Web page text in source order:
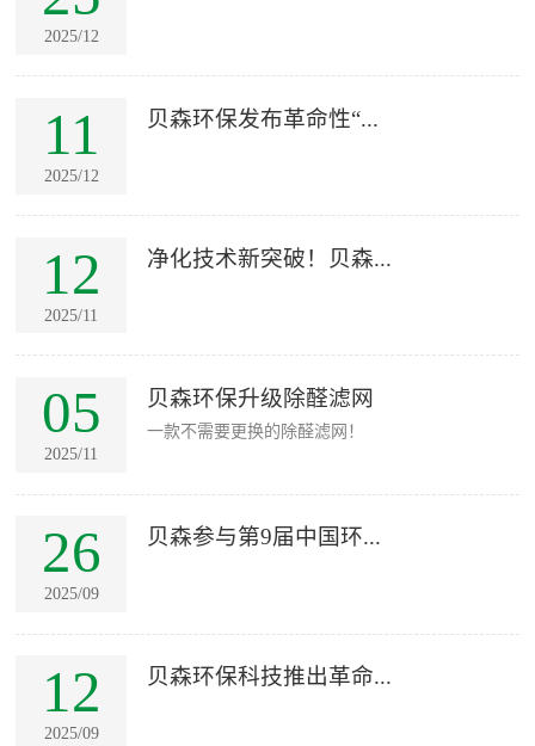
2025/12
11
2025/12
贝森环保发布革命性“...
12
2025/11
净化技术新突破！贝森...
05
2025/11
贝森环保升级除醛滤网
一款不需要更换的除醛滤网！
26
2025/09
贝森参与第9届中国环...
12
2025/09
贝森环保科技推出革命...